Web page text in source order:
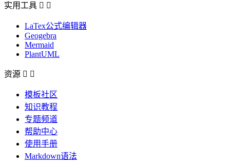
实用工具  
LaTex公式编辑器
Geogebra
Mermaid
PlantUML
资源  
模板社区
知识教程
专题频道
帮助中心
使用手册
Markdown语法